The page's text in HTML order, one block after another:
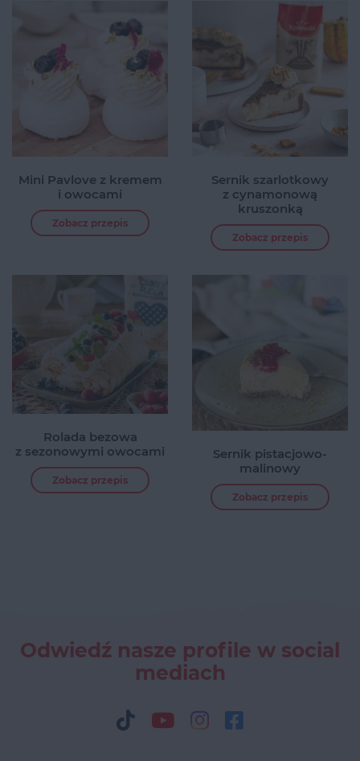
Mini Pavlove z kremem
i owocami
Zobacz przepis
Sernik szarlotkowy
z cynamonową
kruszonką
Zobacz przepis
Rolada bezowa
z sezonowymi owocami
Zobacz przepis
Sernik pistacjowo-
malinowy
Zobacz przepis
Odwiedź nasze profile w social
mediach